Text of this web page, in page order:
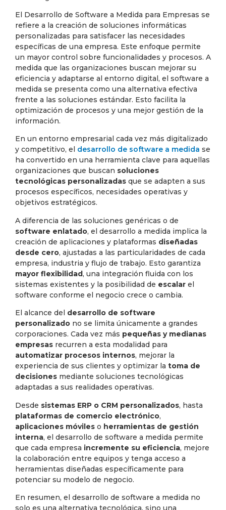
El Desarrollo de Software a Medida para Empresas se
refiere a la creación de soluciones informáticas
personalizadas para satisfacer las necesidades
específicas de una empresa. Este enfoque permite
un mayor control sobre funcionalidades y procesos. A
medida que las organizaciones buscan mejorar su
eficiencia y adaptarse al entorno digital, el software a
medida se presenta como una alternativa efectiva
frente a las soluciones estándar. Esto facilita la
optimización de procesos y una mejor gestión de la
información.
En un entorno empresarial cada vez más digitalizado
y competitivo, el desarrollo de software a medida se
ha convertido en una herramienta clave para aquellas
organizaciones que buscan soluciones
tecnológicas personalizadas que se adapten a sus
procesos específicos, necesidades operativas y
objetivos estratégicos.
A diferencia de las soluciones genéricas o de
software enlatado, el desarrollo a medida implica la
creación de aplicaciones y plataformas diseñadas
desde cero, ajustadas a las particularidades de cada
empresa, industria y flujo de trabajo. Esto garantiza
mayor flexibilidad, una integración fluida con los
sistemas existentes y la posibilidad de escalar el
software conforme el negocio crece o cambia.
El alcance del desarrollo de software
personalizado no se limita únicamente a grandes
corporaciones. Cada vez más pequeñas y medianas
empresas recurren a esta modalidad para
automatizar procesos internos, mejorar la
experiencia de sus clientes y optimizar la toma de
decisiones mediante soluciones tecnológicas
adaptadas a sus realidades operativas.
Desde sistemas ERP o CRM personalizados, hasta
plataformas de comercio electrónico,
aplicaciones móviles o herramientas de gestión
interna, el desarrollo de software a medida permite
que cada empresa incremente su eficiencia, mejore
la colaboración entre equipos y tenga acceso a
herramientas diseñadas específicamente para
potenciar su modelo de negocio.
En resumen, el desarrollo de software a medida no
solo es una alternativa tecnológica, sino una